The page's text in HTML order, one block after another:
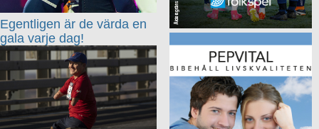
Egentligen är de värda en
gala varje dag!